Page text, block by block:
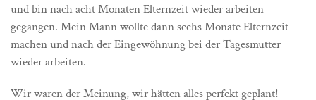
und bin nach acht Monaten Elternzeit wieder arbeiten
gegangen. Mein Mann wollte dann sechs Monate Elternzeit
machen und nach der Eingewöhnung bei der Tagesmutter
wieder arbeiten.
Wir waren der Meinung, wir hätten alles perfekt geplant!